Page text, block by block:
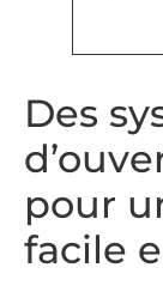
Des
pour
facile